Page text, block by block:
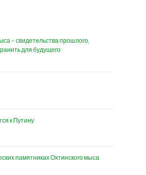
– свидетельства прошлого,
для будущего
к Путину
памятниках Охтинского мыса